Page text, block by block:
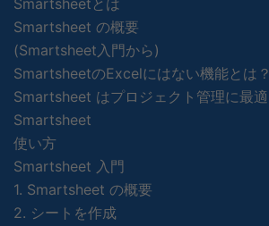
Smartsheetとは
Smartsheet の概要
(Smartsheet入門から)
SmartsheetのExcelにはない機能とは？
Smartsheet はプロジェクト管理に最適
Smartsheet
使い方
Smartsheet 入門
1. Smartsheet の概要
2. シートを作成